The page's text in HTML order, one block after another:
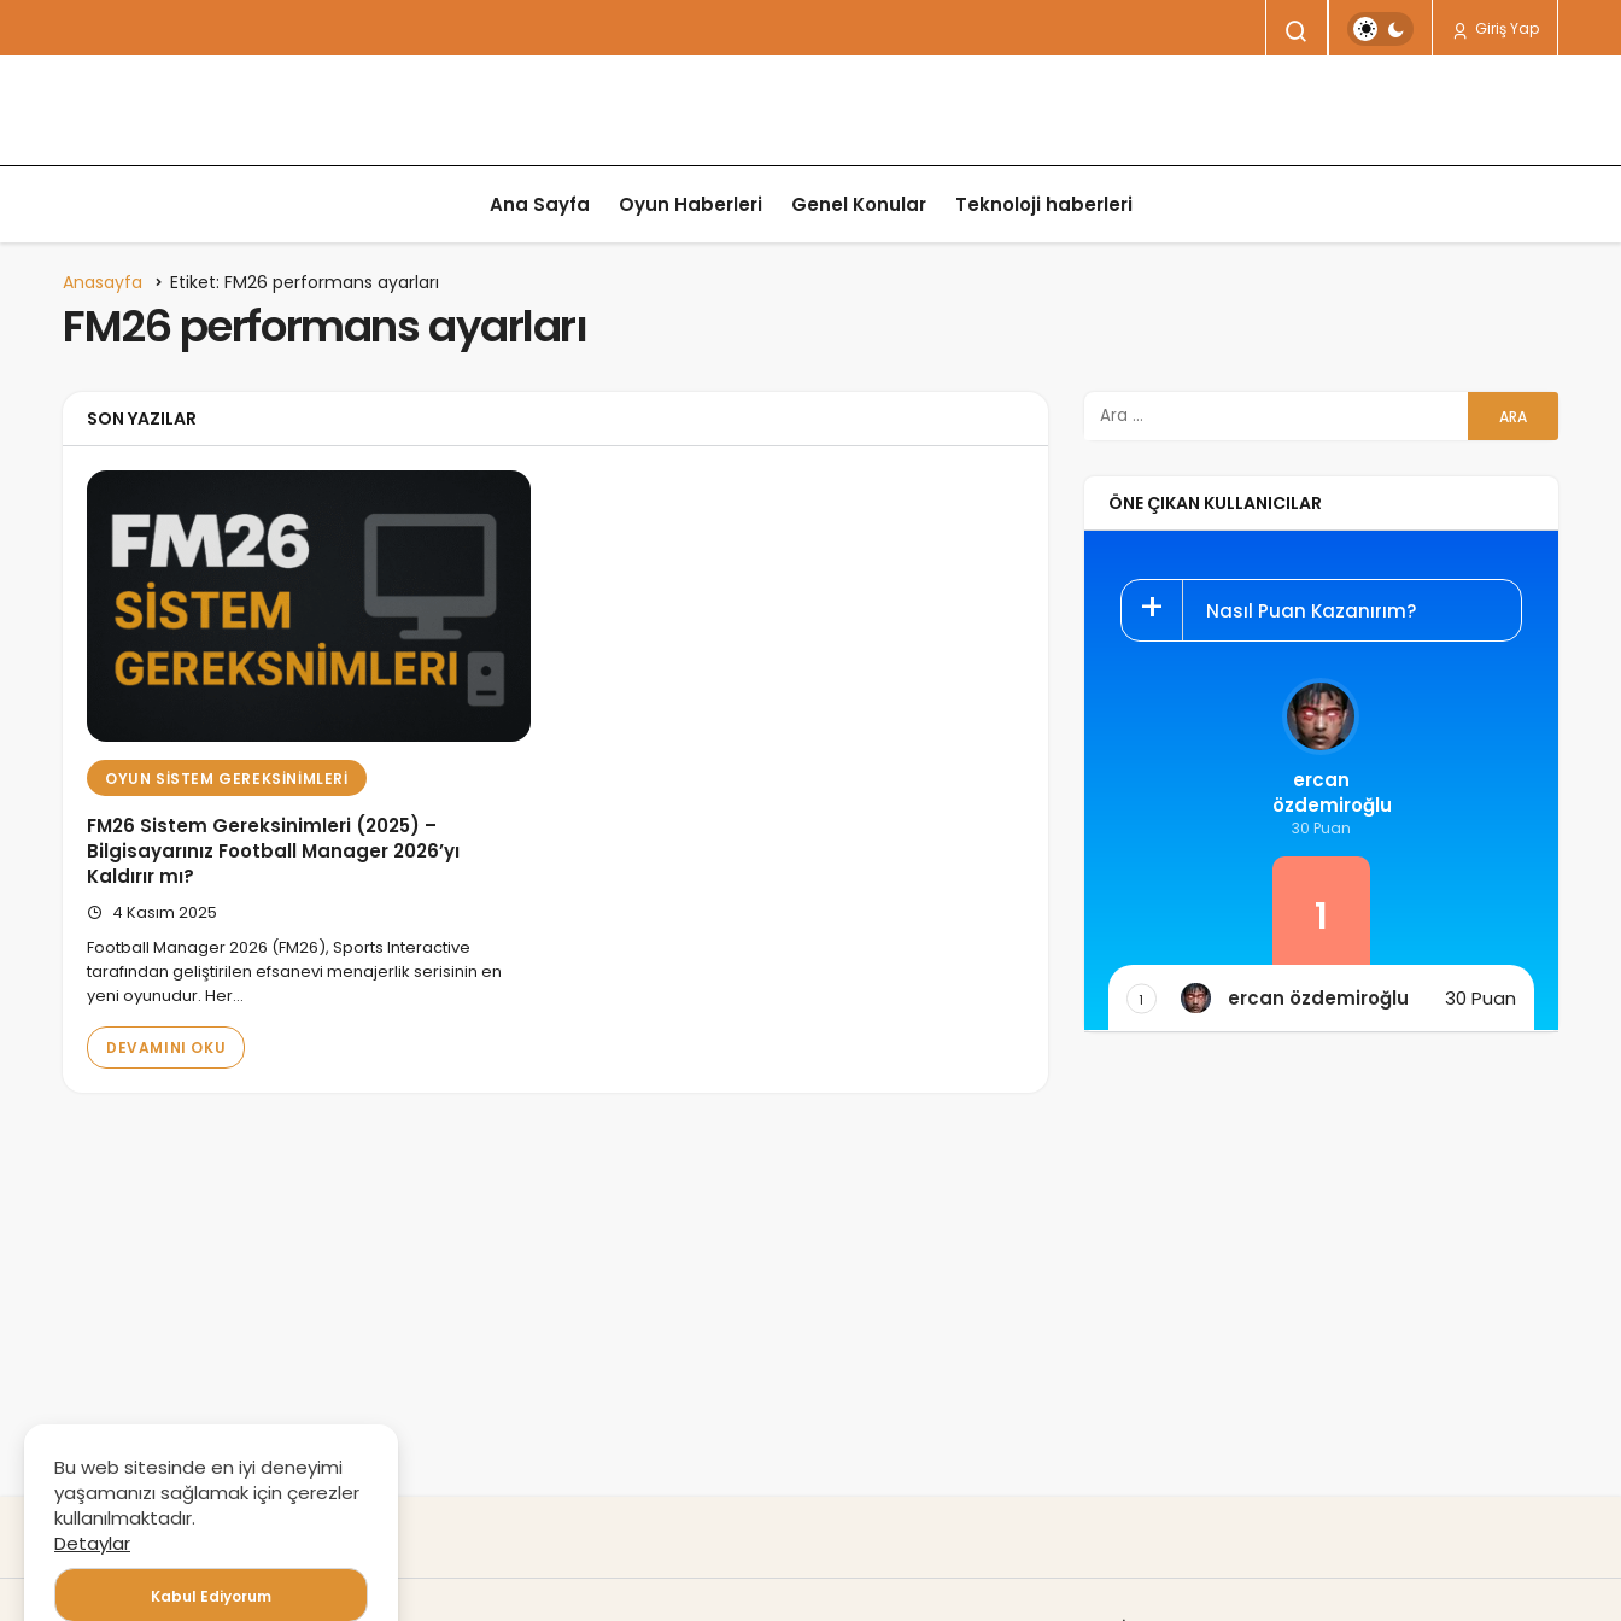
Giriş Yap
Ana Sayfa Oyun Haberleri Genel Konular Teknoloji haberleri
Anasayfa Etiket: FM26 performans ayarları
FM26 performans ayarları
SON YAZILAR
OYUN SISTEM GEREKSINIMLERI
FM26 Sistem Gereksinimleri (2025) –
Bilgisayarınız Football Manager 2026’yı
Kaldırır mı?
4 Kasım 2025
Football Manager 2026 (FM26), Sports Interactive
tarafından geliştirilen efsanevi menajerlik serisinin en
yeni oyunudur. Her…
DEVAMINI OKU
ÖNE ÇIKAN KULLANICILAR
Nasıl Puan Kazanırım?
ercan
özdemiroğlu
30 Puan
1
1 ercan özdemiroğlu 30 Puan
Bu web sitesinde en iyi deneyimi
yaşamanızı sağlamak için çerezler
kullanılmaktadır.
Detaylar
Kabul Ediyorum